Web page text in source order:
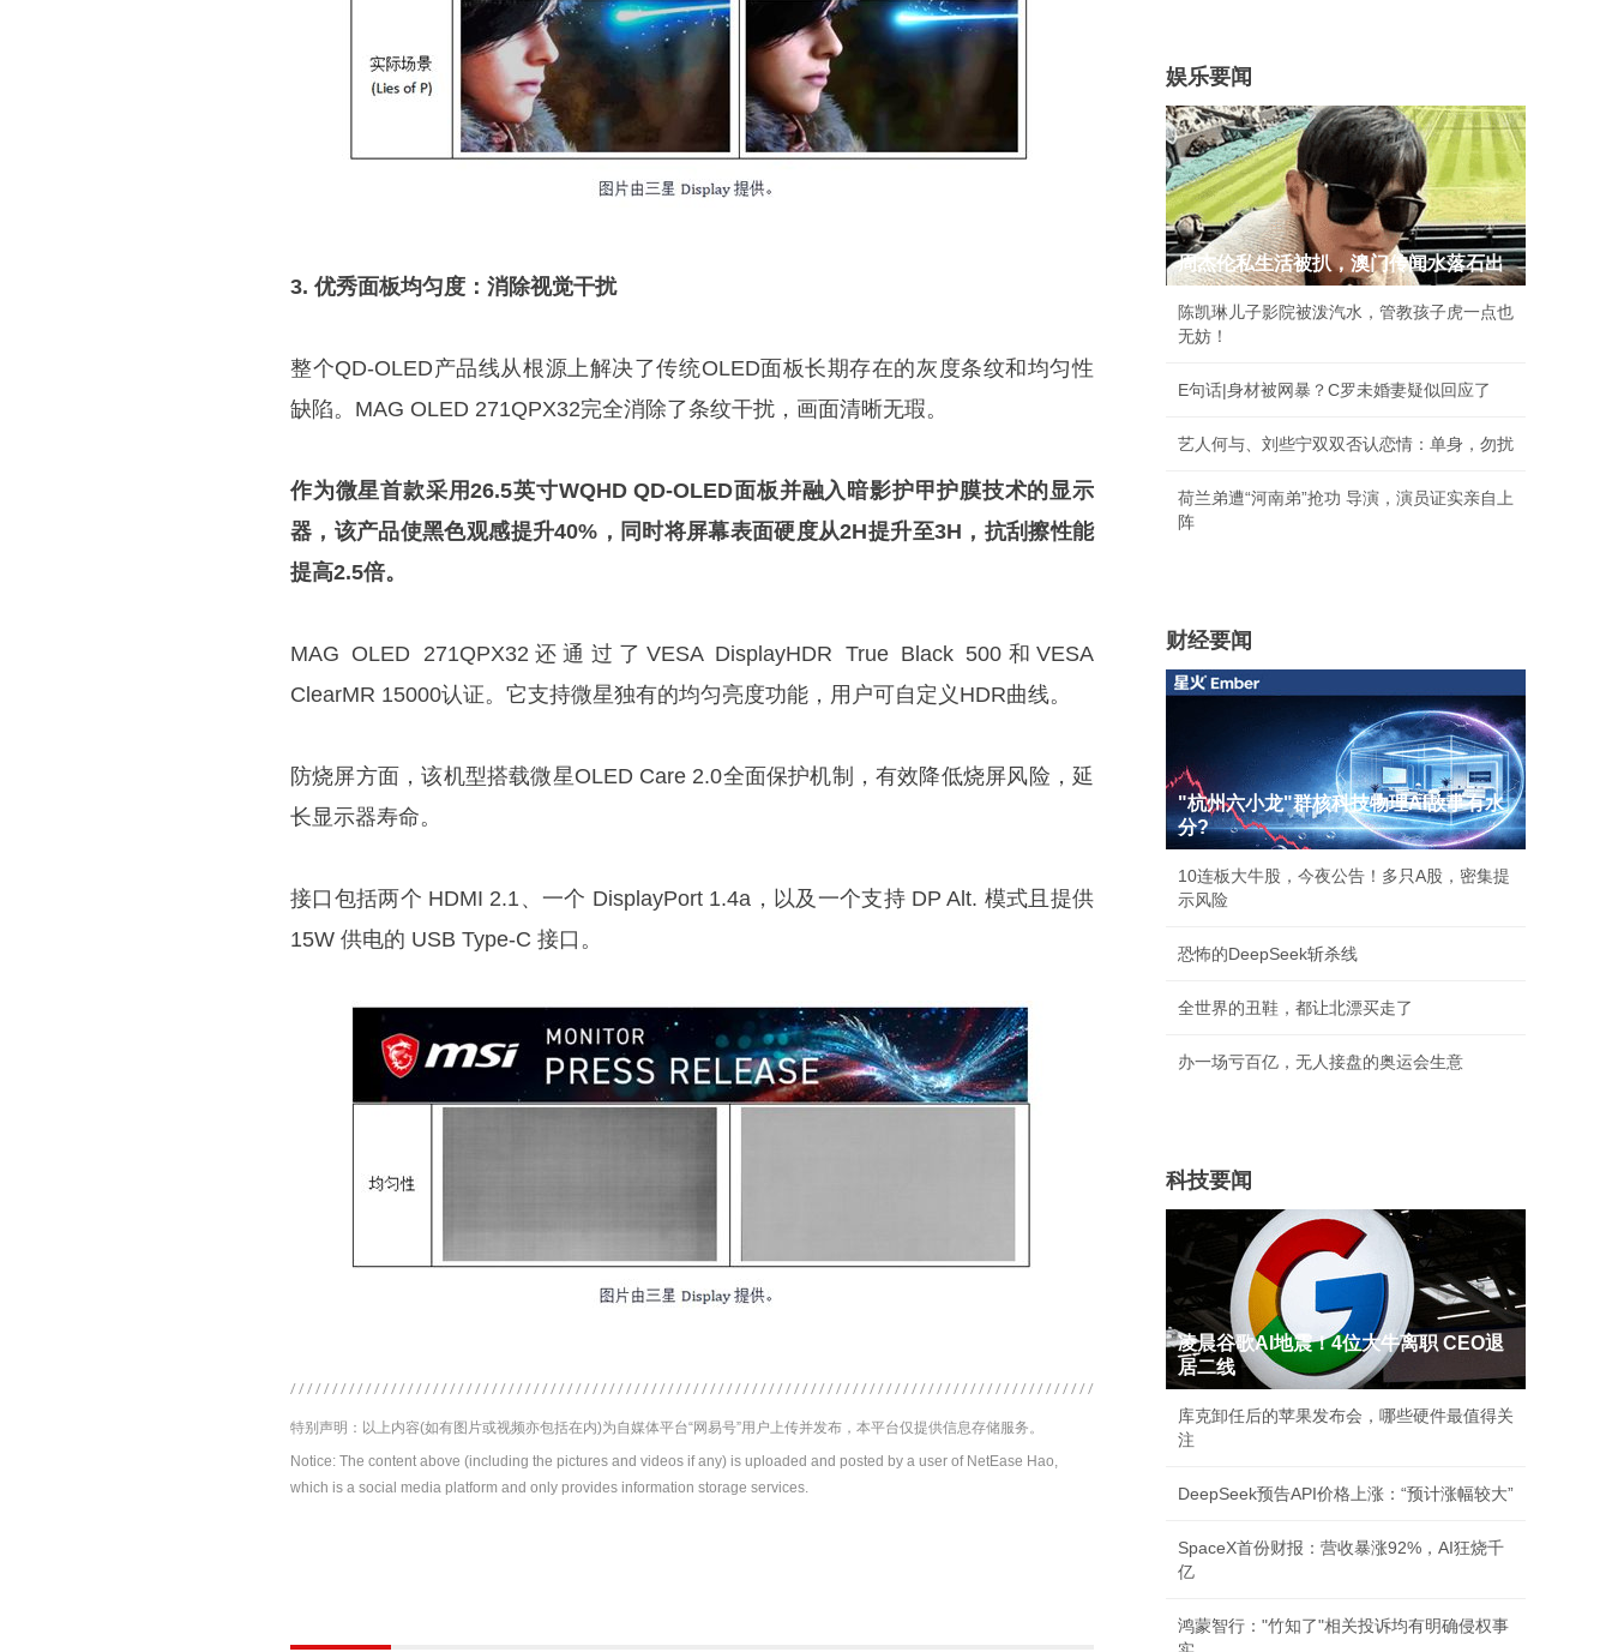
3. 优秀面板均匀度：消除视觉干扰
整个QD-OLED产品线从根源上解决了传统OLED面板长期存在的灰度条纹和均匀性
缺陷。MAG OLED 271QPX32完全消除了条纹干扰，画面清晰无瑕。
作为微星首款采用26.5英寸WQHD QD-OLED面板并融入暗影护甲护膜技术的显示
器，该产品使黑色观感提升40%，同时将屏幕表面硬度从2H提升至3H，抗刮擦性能
提高2.5倍。
MAG OLED 271QPX32还通过了VESA DisplayHDR True Black 500和VESA
ClearMR 15000认证。它支持微星独有的均匀亮度功能，用户可自定义HDR曲线。
防烧屏方面，该机型搭载微星OLED Care 2.0全面保护机制，有效降低烧屏风险，延
长显示器寿命。
接口包括两个 HDMI 2.1、一个 DisplayPort 1.4a，以及一个支持 DP Alt. 模式且提供
15W 供电的 USB Type-C 接口。
特别声明：以上内容(如有图片或视频亦包括在内)为自媒体平台“网易号”用户上传并发布，本平台仅提供信息存储服务。
Notice: The content above (including the pictures and videos if any) is uploaded and posted by a user of NetEase Hao,
which is a social media platform and only provides information storage services.
娱乐要闻
周杰伦私生活被扒，澳门传闻水落石出
陈凯琳儿子影院被泼汽水，管教孩子虎一点也
无妨！
E句话|身材被网暴？C罗未婚妻疑似回应了
艺人何与、刘些宁双双否认恋情：单身，勿扰
荷兰弟遭“河南弟”抢功 导演，演员证实亲自上
阵
财经要闻
"杭州六小龙"群核科技物理AI故事有水
分?
10连板大牛股，今夜公告！多只A股，密集提
示风险
恐怖的DeepSeek斩杀线
全世界的丑鞋，都让北漂买走了
办一场亏百亿，无人接盘的奥运会生意
科技要闻
凌晨谷歌AI地震！4位大牛离职 CEO退
居二线
库克卸任后的苹果发布会，哪些硬件最值得关
注
DeepSeek预告API价格上涨：“预计涨幅较大”
SpaceX首份财报：营收暴涨92%，AI狂烧千
亿
鸿蒙智行："竹知了"相关投诉均有明确侵权事